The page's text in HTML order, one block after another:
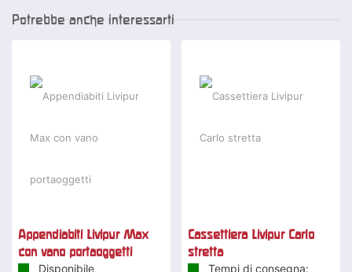
Potrebbe anche interessarti
Appendiabiti Livipur Max
con vano portaoggetti
Disponibile
Cassettiera Livipur Carlo
stretta
Tempi di consegna: